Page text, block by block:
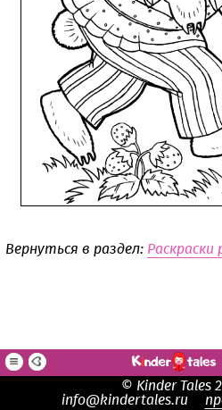
Вернуться в раздел: Раскраски
© Kinder Tales
info@kindertales.ru